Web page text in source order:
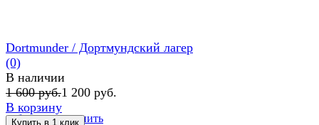
избранное сравнить
Dortmunder / Дортмундский лагер
(0)
В наличии
1 600 руб.1 200 руб.
В корзину